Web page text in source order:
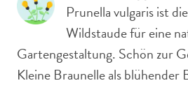
Prunella vulgaris ist
Wildstaude für eine
Gartengestaltung. Schön zur
Kleine Braunelle als